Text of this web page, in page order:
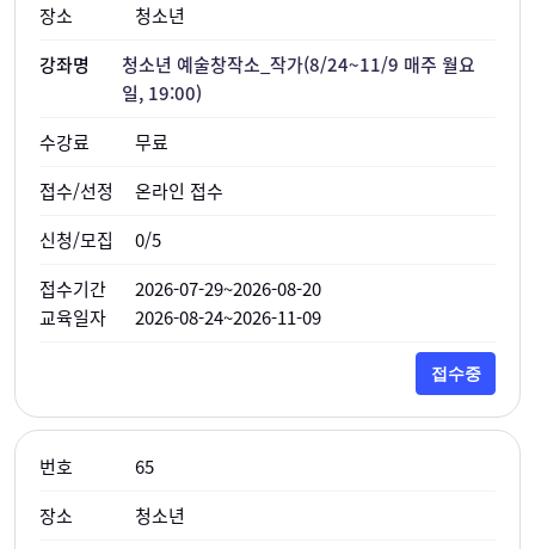
청소년
청소년 예술창작소_작가(8/24~11/9 매주 월요
일, 19:00)
무료
온라인 접수
0/5
2026-07-29~2026-08-20
2026-08-24~2026-11-09
접수중
65
청소년